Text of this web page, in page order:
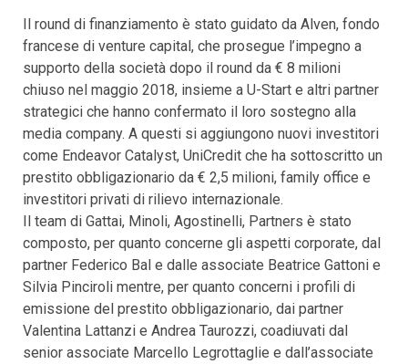
Il round di finanziamento è stato guidato da Alven, fondo
francese di venture capital, che prosegue l’impegno a
supporto della società dopo il round da € 8 milioni
chiuso nel maggio 2018, insieme a U-Start e altri partner
strategici che hanno confermato il loro sostegno alla
media company. A questi si aggiungono nuovi investitori
come Endeavor Catalyst, UniCredit che ha sottoscritto un
prestito obbligazionario da € 2,5 milioni, family office e
investitori privati di rilievo internazionale.
Il team di Gattai, Minoli, Agostinelli, Partners è stato
composto, per quanto concerne gli aspetti corporate, dal
partner Federico Bal e dalle associate Beatrice Gattoni e
Silvia Pinciroli mentre, per quanto concerni i profili di
emissione del prestito obbligazionario, dai partner
Valentina Lattanzi e Andrea Taurozzi, coadiuvati dal
senior associate Marcello Legrottaglie e dall’associate